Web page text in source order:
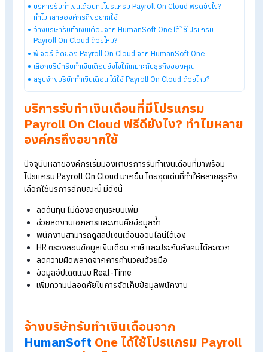
สังคม หรือข้อมูลพนักงานต่าง ๆ ได้แบบเรียลไทม์ ลดปัญหางาน
เอกสารและลดความผิดพลาดจากการคำนวณด้วยมือ
Table of Contents:
จ้างบริษัททำเงินเดือน ได้ใช้ Payroll On Cloud ด้วยไหม
บริการรับทำเงินเดือนที่มีโปรแกรม Payroll On Cloud ฟรีดียังไง?
ทำไมหลายองค์กรถึงอยากใช้
จ้างบริษัทรับทำเงินเดือนจาก HumanSoft One ได้ใช้โปรแกรม
Payroll On Cloud ด้วยไหม?
เลือกบริษัทรับทำเงินเดือนยังไงให้เหมาะกับธุรกิจของคุณ
สรุปจ้างบริษัททำเงินเดือน ได้ใช้ Payroll On Cloud ด้วยไหม?
บริการรับทำเงินเดือนที่มีโปรแกรม
Payroll On Cloud ฟรีดียังไง? ทำไมหล
องค์กรถึงอยากใช้
ปัจจุบันหลายองค์กรเริ่มมองหาบริการรับทำเงินเดือนที่มาพร้อม
โปรแกรม Payroll On Cloud มากขึ้น โดยจุดเด่นที่ทำให้หลายธุร
ลดต้นทุน ไม่ต้องลงทุนระบบเพิ่ม
ช่วยลดงานเอกสารและงานคีย์ข้อมูลซ้ำ